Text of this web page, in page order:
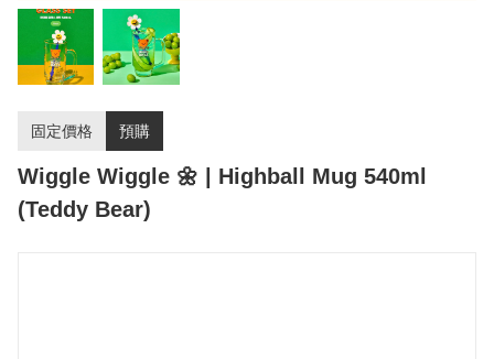
固定價格 預購
Wiggle Wiggle 🌼 | Highball Mug 540ml
(Teddy Bear)